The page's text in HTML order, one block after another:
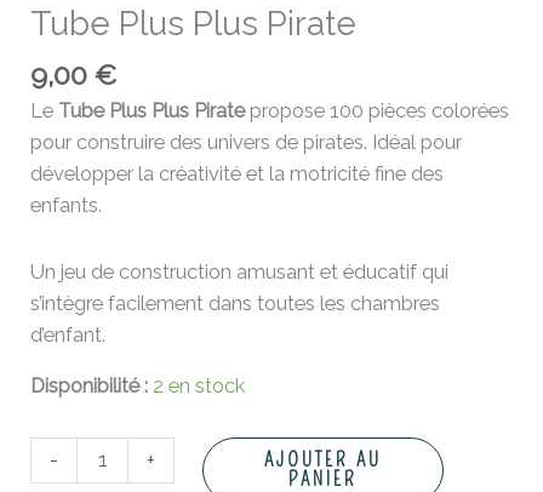
Tube Plus Plus Pirate
9,00€
Le Tube Plus Plus Piratepropose 100 pièces colorées
pour construire des univers de pirates. Idéal pour
développer la créativité et la motricité fine des
enfants.
Un jeu de construction amusant et éducatif qui
s’intègre facilement dans toutes les chambres
d’enfant.
Disponibilité : 2 en stock
- +
AJOUTER AU
PANIER